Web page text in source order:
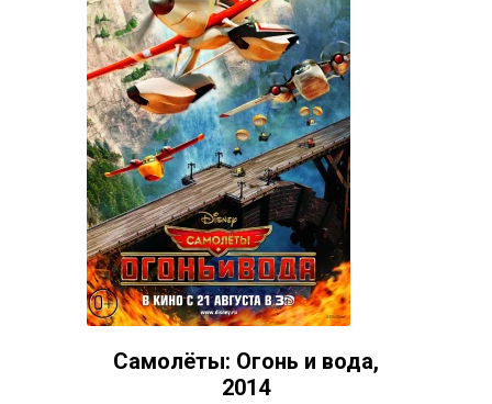
Самолёты: Огонь и вода,
2014